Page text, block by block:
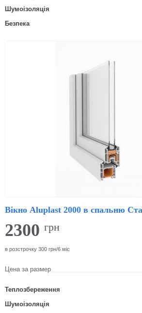
Шумоізоляція
Безпека
Вікно Aluplast 2000 в спальню
2300 грн
в розстрочку 300 грн/6 міс
Цена за размер
Теплозбереження
Шумоізоляція